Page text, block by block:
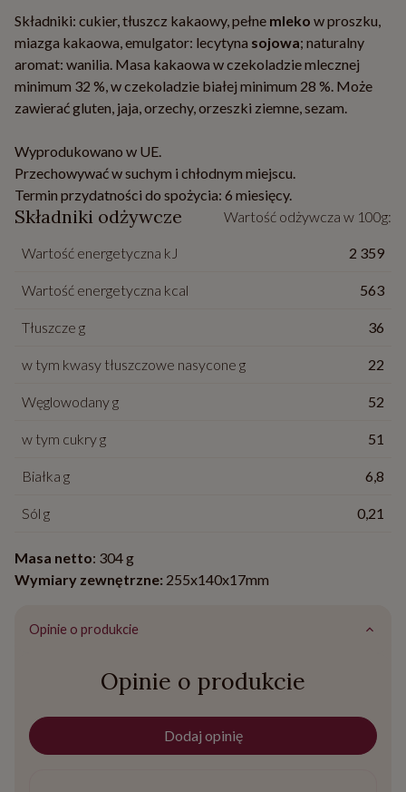
Składniki: cukier, tłuszcz kakaowy, pełne mleko w proszku,
miazga kakaowa, emulgator: lecytyna sojowa; naturalny
aromat: wanilia. Masa kakaowa w czekoladzie mlecznej
minimum 32 %, w czekoladzie białej minimum 28 %. Może
zawierać gluten, jaja, orzechy, orzeszki ziemne, sezam.
Wyprodukowano w UE.
Przechowywać w suchym i chłodnym miejscu.
Termin przydatności do spożycia: 6 miesięcy.
Składniki odżywcze Wartość odżywcza w 100g:
Wartość energetyczna kJ 2 359
Wartość energetyczna kcal 563
Tłuszcze g 36
w tym kwasy tłuszczowe nasycone g 22
Węglowodany g 52
w tym cukry g 51
Białka g 6,8
Sól g 0,21
Masa netto: 304 g
Wymiary zewnętrzne: 255x140x17mm
Opinie o produkcie
Opinie o produkcie
Dodaj opinię